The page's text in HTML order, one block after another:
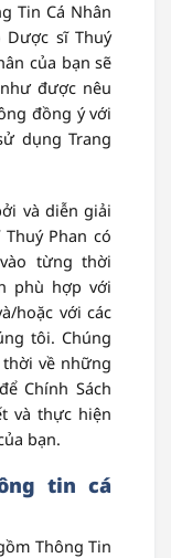
Tin Cá Nhân
Dược sĩ Thuý
của bạn sẽ
được nêu
đồng ý với
dụng Trang
và diễn giải
Phan có
từng thời
phù hợp với
hoặc với các
tôi. Chúng
về những
Chính Sách
và thực hiện
bạn.
tin cá
Thông Tin